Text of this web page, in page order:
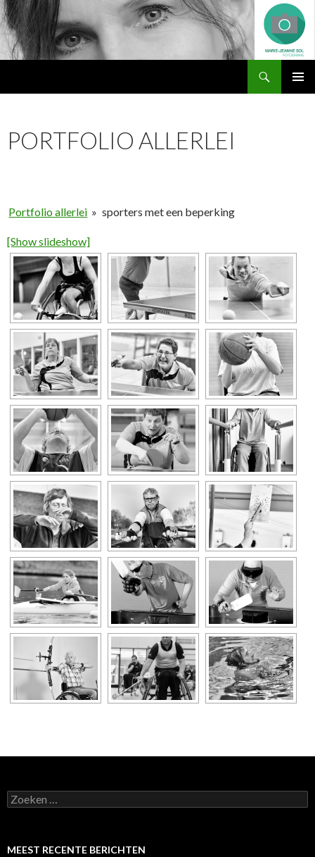
SPRINGEN
PORTFOLIO ALLERLEI
Portfolio allerlei » sporters met een beperking
[Show slideshow]
Z
o
e
MEEST RECENTE BERICHTEN